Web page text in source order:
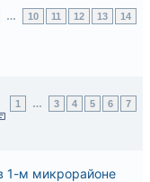
… 10 11 12 13 14
1 … 3 4 5 6 7
1-м микрорайоне